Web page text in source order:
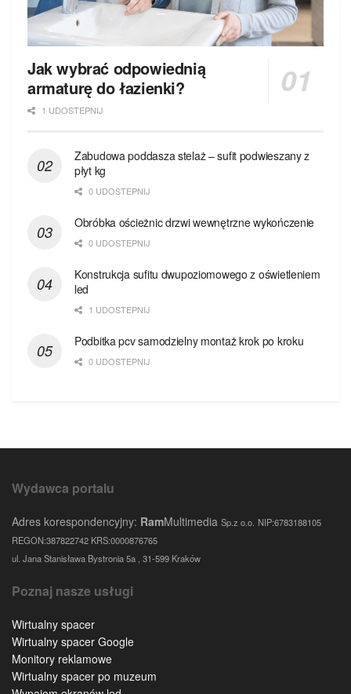
Jak wybrać odpowiednią
armaturę do łazienki?
1 UDOSTEPNIJ
Zabudowa poddasza stelaż – sufit podwieszany z
płyt kg
0 UDOSTEPNIJ
Obróbka ościeżnic drzwi wewnętrzne wykończenie
0 UDOSTEPNIJ
Konstrukcja sufitu dwupoziomowego z oświetleniem
led
1 UDOSTEPNIJ
Podbitka pcv samodzielny montaż krok po kroku
0 UDOSTEPNIJ
Wydawca portalu
Adres korespondencyjny: RamMultimedia Sp.z o.o. NIP:6783188105
REGON:387822742 KRS:0000876765
ul. Jana Stanisława Bystronia 5a , 31-599 Kraków
Poznaj nasze usługi
Wirtualny spacer
Wirtualny spacer Google
Monitory reklamowe
Wirtualny spacer po muzeum